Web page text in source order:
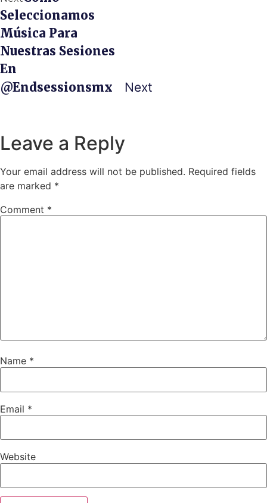
Seleccionamos
Música Para
Nuestras Sesiones
En
@endsessionsmx
Next
Leave a Reply
Your email address will not be published. Required fields
are marked *
Comment *
Name *
Email *
Website